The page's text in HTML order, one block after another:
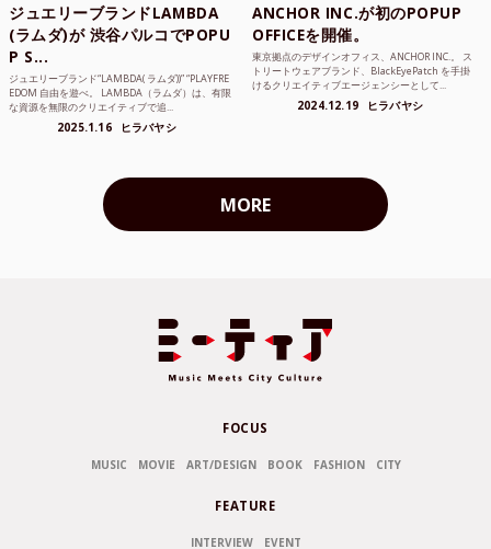
ジュエリーブランドLAMBDA
(ラムダ)が 渋谷パルコでPOPU
P S...
ジュエリーブランド“LAMBDA( ラムダ))” “PLAYFRE
EDOM 自由を遊べ。 LAMBDA（ラムダ）は、有限
な資源を無限のクリエイティブで追...
2025.1.16 ヒラバヤシ
ANCHOR INC.が初のPOPUP
OFFICEを開催。
東京拠点のデザインオフィス、ANCHOR INC.。 ス
トリートウェアブランド、BlackEyePatch を手掛
けるクリエイティブエージェンシーとして...
2024.12.19 ヒラバヤシ
MORE
FOCUS
MUSIC MOVIE ART/DESIGN BOOK FASHION CITY
FEATURE
INTERVIEW EVENT